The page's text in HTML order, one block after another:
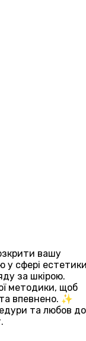
вашу
у сфері
за шкірою.
методики, щоб
впевнено. ✨
та любов до